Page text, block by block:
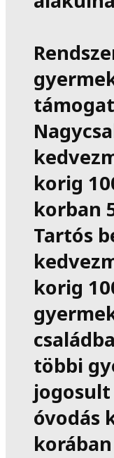
korig
korban
Tartós
korig
többi
óvodás